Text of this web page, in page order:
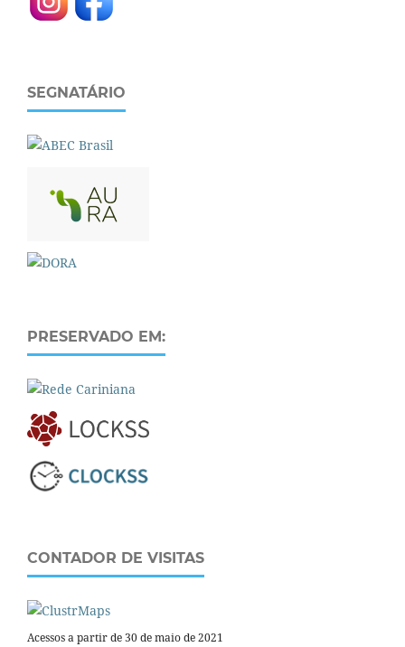
SEGNATÁRIO
PRESERVADO EM:
CONTADOR DE VISITAS
Acessos a partir de 30 de maio de 2021